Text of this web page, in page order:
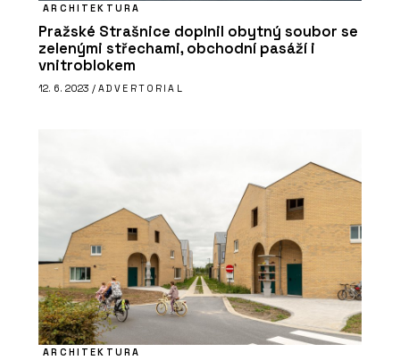
ARCHITEKTURA
Pražské Strašnice doplnil obytný soubor se
zelenými střechami, obchodní pasáží i
vnitroblokem
12. 6. 2023 / ADVERTORIAL
ARCHITEKTURA